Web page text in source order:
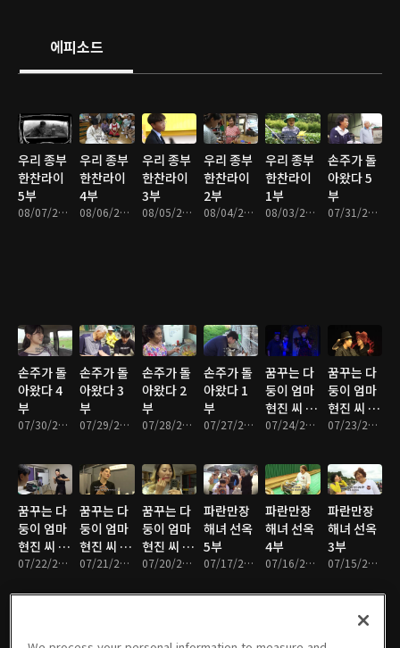
에피소드
우리 종부
한찬라이
5부
08/07/2026 • 34분
우리 종부
한찬라이
4부
08/06/2026 • 33분
우리 종부
한찬라이
3부
08/05/2026 • 33분
우리 종부
한찬라이
2부
08/04/2026 • 33분
우리 종부
한찬라이
1부
08/03/2026 • 33분
손주가 돌
아왔다 5
부
07/31/2026 • 33분
손주가 돌
아왔다 4
부
07/30/2026 • 33분
손주가 돌
아왔다 3
부
07/29/2026 • 33분
손주가 돌
아왔다 2
부
07/28/2026 • 33분
손주가 돌
아왔다 1
부
07/27/2026 • 33분
꿈꾸는 다
둥이 엄마
현진 씨 5
부
07/24/2026 • 33분
꿈꾸는 다
둥이 엄마
현진 씨 4
부
07/23/2026 • 33분
꿈꾸는 다
둥이 엄마
현진 씨 3
부
07/22/2026 • 33분
꿈꾸는 다
둥이 엄마
현진 씨 2
부
07/21/2026 • 33분
꿈꾸는 다
둥이 엄마
현진 씨 1
부
07/20/2026 • 33분
파란만장
해녀 선옥
5부
07/17/2026 • 33분
파란만장
해녀 선옥
4부
07/16/2026 • 33분
파란만장
해녀 선옥
3부
07/15/2026 • 33분